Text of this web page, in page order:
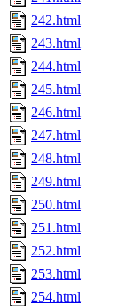
242.html
243.html
244.html
245.html
246.html
247.html
248.html
249.html
250.html
251.html
252.html
253.html
254.html